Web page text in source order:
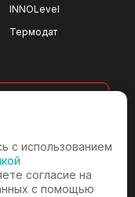
INNOLevel
Термодат
с использованием
согласие на
с помощью